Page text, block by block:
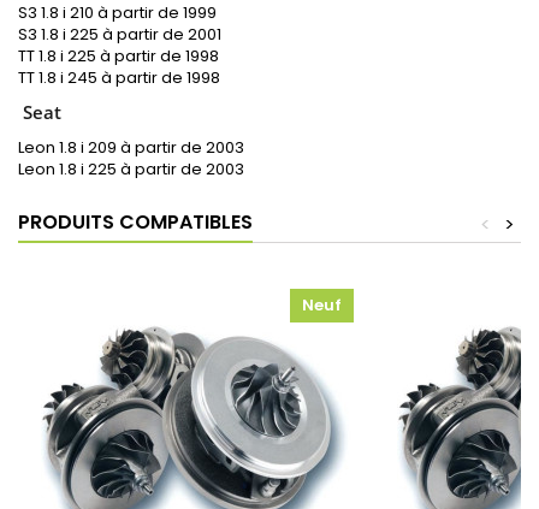
S3 1.8 i 210 à partir de 1999
S3 1.8 i 225 à partir de 2001
TT 1.8 i 225 à partir de 1998
TT 1.8 i 245 à partir de 1998
Seat
Leon 1.8 i 209 à partir de 2003
Leon 1.8 i 225 à partir de 2003
PRODUITS COMPATIBLES >
<
Neuf